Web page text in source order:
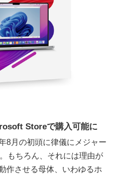
Storeで購入可能に
8月の初頭に律儀にメジャー
もちろん、それには理由が
作させる母体、いわゆるホ